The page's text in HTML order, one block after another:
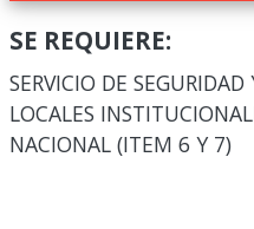
SE REQUIERE:
SERVICIO DE
LOCALES
NACIONAL (ITEM 6 Y 7)